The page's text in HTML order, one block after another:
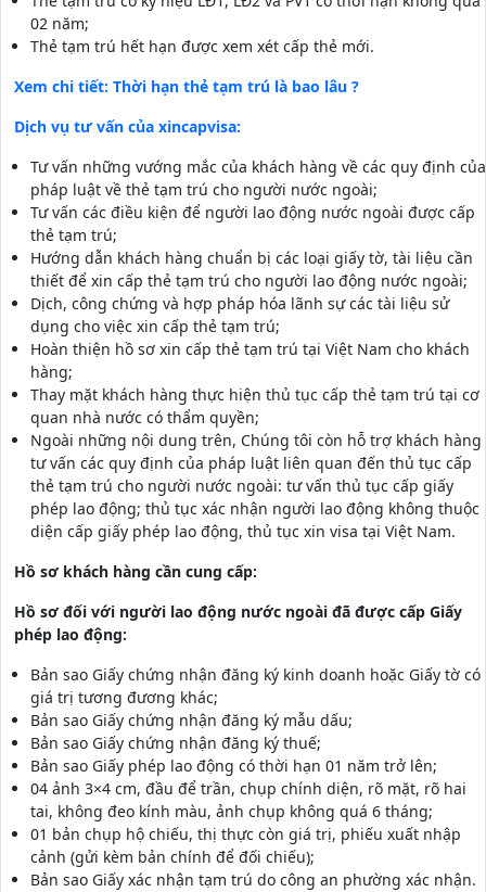
02 năm;
Thẻ tạm trú hết hạn được xem xét cấp thẻ mới.
Xem chi tiết: Thời hạn thẻ tạm trú là bao lâu ?
Dịch vụ tư vấn của xincapvisa:
Tư vấn những vướng mắc của khách hàng về các quy định của
pháp luật về thẻ tạm trú cho người nước ngoài;
Tư vấn các điều kiện để người lao động nước ngoài được cấp
thẻ tạm trú;
Hướng dẫn khách hàng chuẩn bị các loại giấy tờ, tài liệu cần
thiết để xin cấp thẻ tạm trú cho người lao động nước ngoài;
Dịch, công chứng và hợp pháp hóa lãnh sự các tài liệu sử
dụng cho việc xin cấp thẻ tạm trú;
Hoàn thiện hồ sơ xin cấp thẻ tạm trú tại Việt Nam cho khách
hàng;
Thay mặt khách hàng thực hiện thủ tục cấp thẻ tạm trú tại cơ
quan nhà nước có thẩm quyền;
Ngoài những nội dung trên, Chúng tôi còn hỗ trợ khách hàng
tư vấn các quy định của pháp luật liên quan đến thủ tục cấp
thẻ tạm trú cho người nước ngoài: tư vấn thủ tục cấp giấy
phép lao động; thủ tục xác nhận người lao động không thuộc
diện cấp giấy phép lao động, thủ tục xin visa tại Việt Nam.
Hồ sơ khách hàng cần cung cấp:
Hồ sơ đối với người lao động nước ngoài đã được cấp Giấy
phép lao động:
Bản sao Giấy chứng nhận đăng ký kinh doanh hoặc Giấy tờ có
giá trị tương đương khác;
Bản sao Giấy chứng nhận đăng ký mẫu dấu;
Bản sao Giấy chứng nhận đăng ký thuế;
Bản sao Giấy phép lao động có thời hạn 01 năm trở lên;
04 ảnh 3×4 cm, đầu để trần, chụp chính diện, rõ mặt, rõ hai
tai, không đeo kính màu, ảnh chụp không quá 6 tháng;
01 bản chụp hộ chiếu, thị thực còn giá trị, phiếu xuất nhập
cảnh (gửi kèm bản chính để đối chiếu);
Bản sao Giấy xác nhận tạm trú do công an phường xác nhận.